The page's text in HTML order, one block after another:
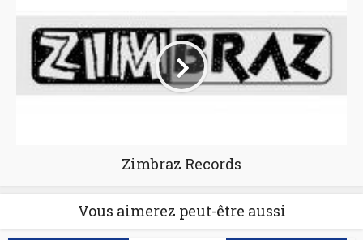
Zimbraz Records
Vous aimerez peut-être aussi